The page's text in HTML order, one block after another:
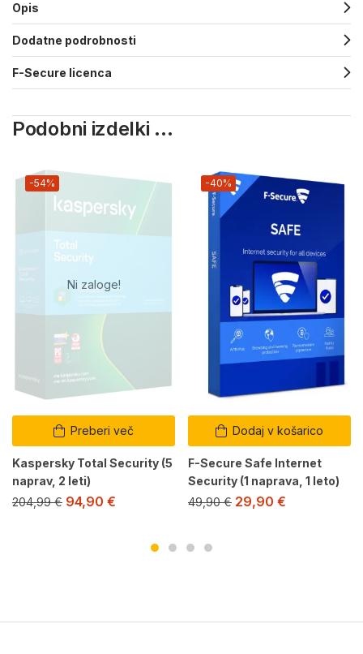
Opis
Dodatne podrobnosti
F-Secure licenca
Podobni izdelki ...
Ni zaloge!
Preberi več
-54%
Kaspersky Total Security (5
naprav, 2 leti)
204,99€ 94,90 €
Dodaj v košarico
-40%
F-Secure Safe Internet
Security (1 naprava, 1 leto)
49,90€ 29,90 €